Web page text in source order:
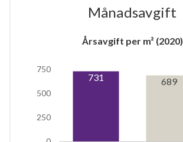
lägenheter
Månadsavgift
Årsavgift per m² (2020)
250
500
750
731 689